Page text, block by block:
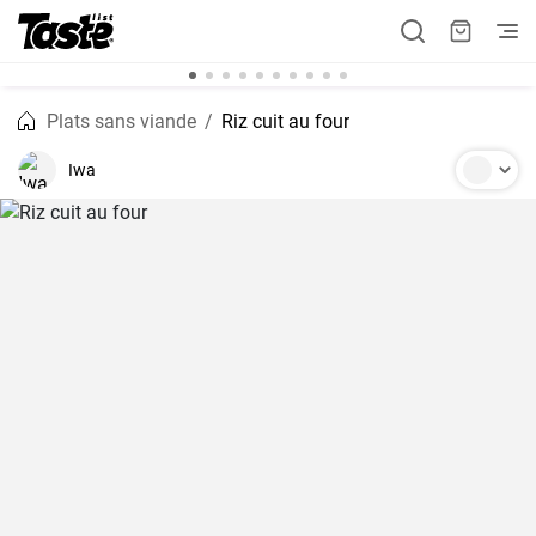
Plats sans viande Riz cuit au four
Iwa